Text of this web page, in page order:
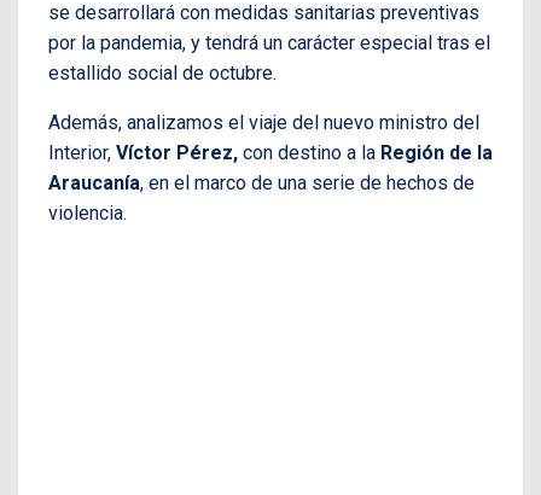
se desarrollará con medidas sanitarias preventivas
por la pandemia, y tendrá un carácter especial tras el
estallido social de octubre.
Además, analizamos el viaje del nuevo ministro del
Interior, Víctor Pérez, con destino a la Región de la
Araucanía, en el marco de una serie de hechos de
violencia.